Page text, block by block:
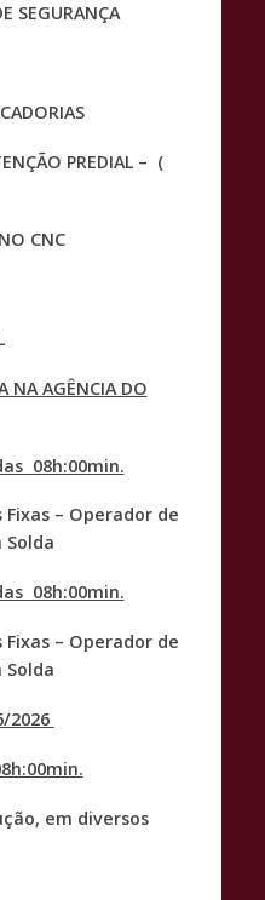
SEGURANÇA
PREDIAL – (
CNC
NA AGÊNCIA DO
08h:00min.
Fixas – Operador de
Solda
08h:00min.
Fixas – Operador de
Solda
2026
em diversos